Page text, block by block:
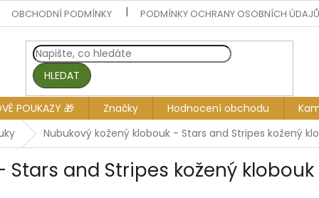
OBCHODNÍ PODMÍNKY PODMÍNKY OCHRANY OSOBNÍCH ÚDAJŮ
HLEDAT
POUKAZY 🎁 Značky Hodnocení obchodu
Nubukový kožený klobouk - Stars and Stripes kožený
Stars and Stripes kožený